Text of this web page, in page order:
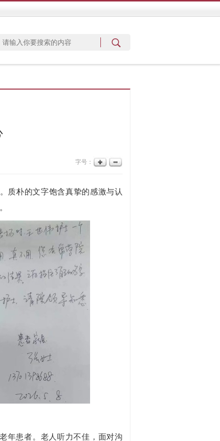
字号：
朴的文字饱含真挚的感激与认
患者。老人听力不佳，面对沟